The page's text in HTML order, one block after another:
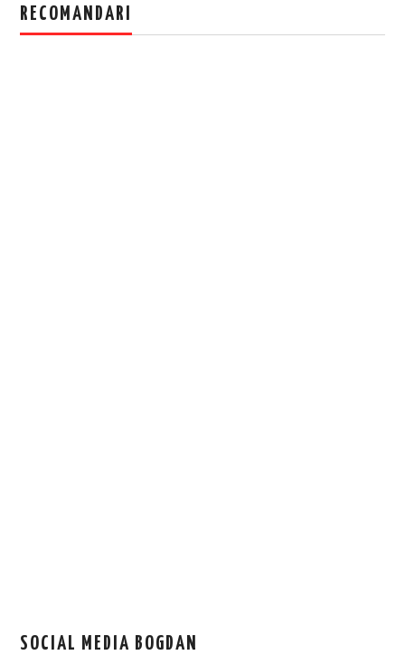
RECOMANDARI
SOCIAL MEDIA BOGDAN